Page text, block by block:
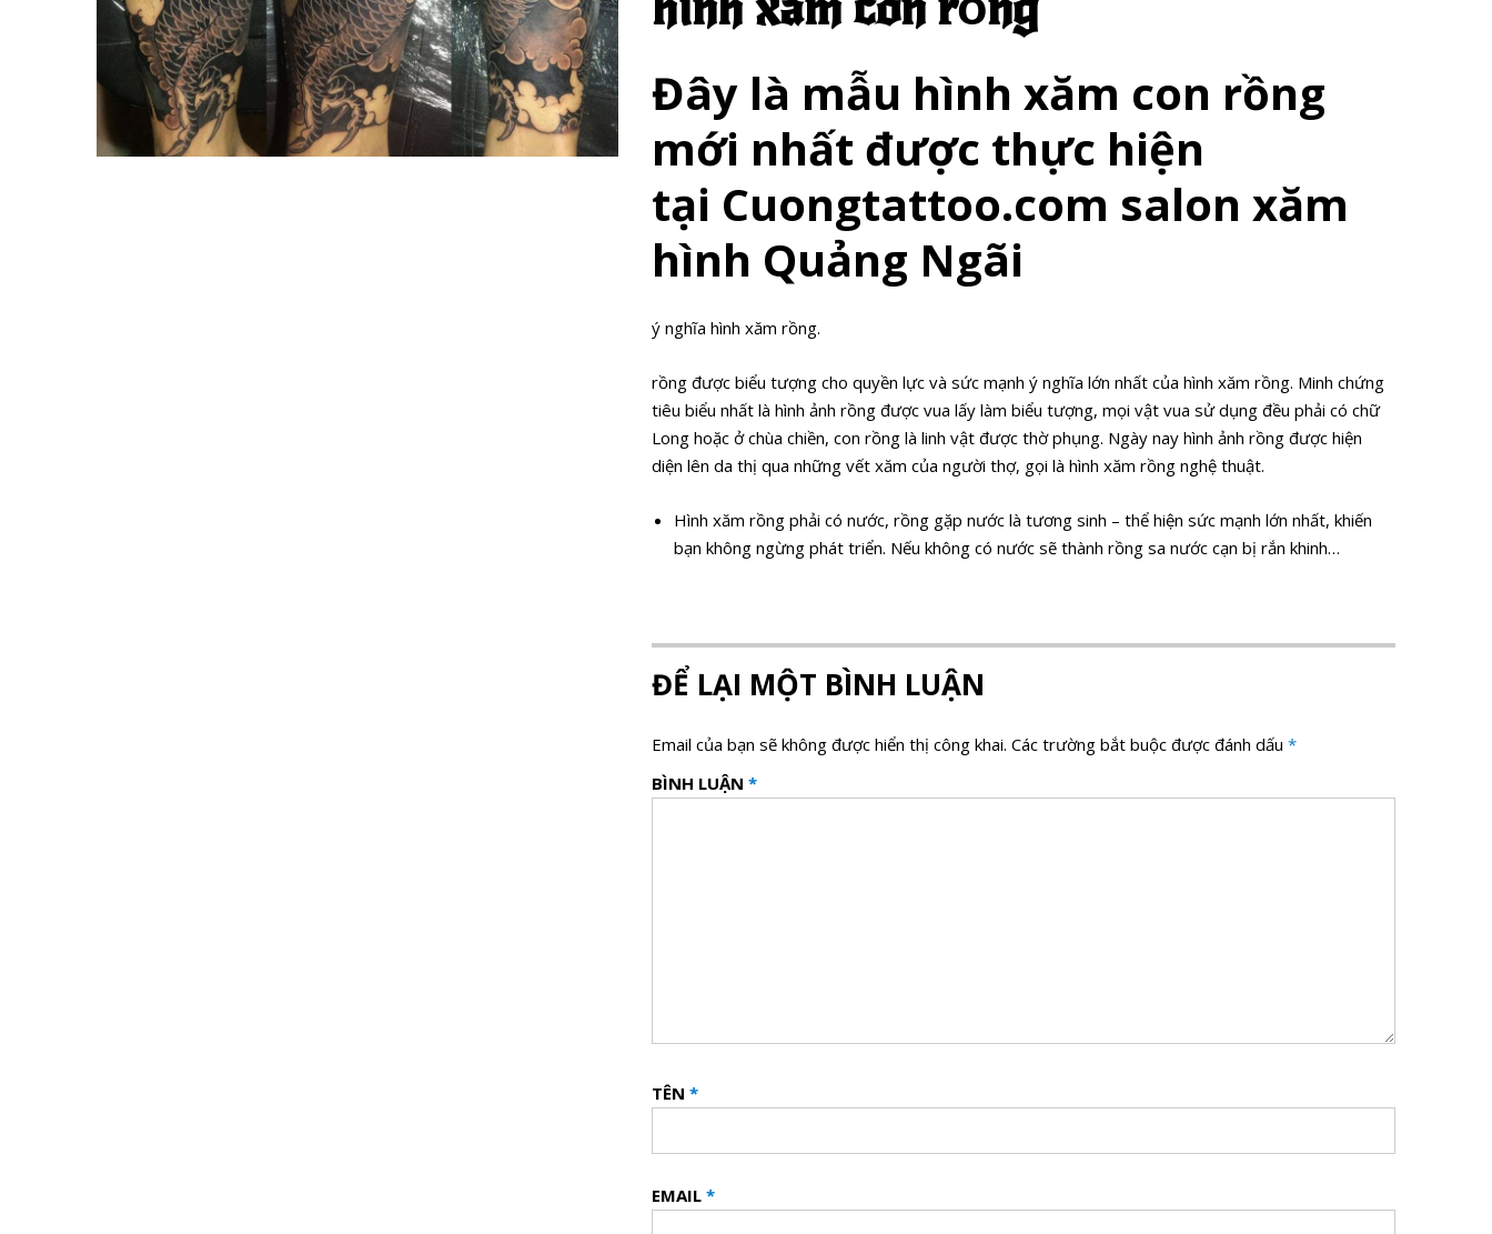
Đây là mẫu hình xăm con rồng
mới nhất được thực hiện
tại Cuongtattoo.com salon xăm
hình Quảng Ngãi
ý nghĩa hình xăm rồng.
rồng được biểu tượng cho quyền lực và sức mạnh ý nghĩa lớn nhất của hình xăm rồng. Minh chứng
tiêu biểu nhất là hình ảnh rồng được vua lấy làm biểu tượng, mọi vật vua sử dụng đều phải có chữ
Long hoặc ở chùa chiền, con rồng là linh vật được thờ phụng. Ngày nay hình ảnh rồng được hiện
diện lên da thị qua những vết xăm của người thợ, gọi là hình xăm rồng nghệ thuật.
Hình xăm rồng phải có nước, rồng gặp nước là tương sinh – thể hiện sức mạnh lớn nhất, khiến
bạn không ngừng phát triển. Nếu không có nước sẽ thành rồng sa nước cạn bị rắn khinh…
ĐỂ LẠI MỘT BÌNH LUẬN
Email của bạn sẽ không được hiển thị công khai. Các trường bắt buộc được đánh dấu *
BÌNH LUẬN *
TÊN *
EMAIL *